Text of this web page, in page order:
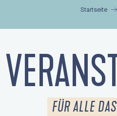
Startseite
FÜR ALLE